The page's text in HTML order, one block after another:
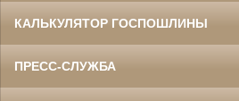
КАЛЬКУЛЯТОР ГОСПОШЛИНЫ
ПРЕСС-СЛУЖБА